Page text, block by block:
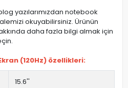
yazılarımızdan notebook
okuyabilirsiniz. Ürünün
daha fazla bilgi almak için
(120Hz) özellikleri:
15.6''